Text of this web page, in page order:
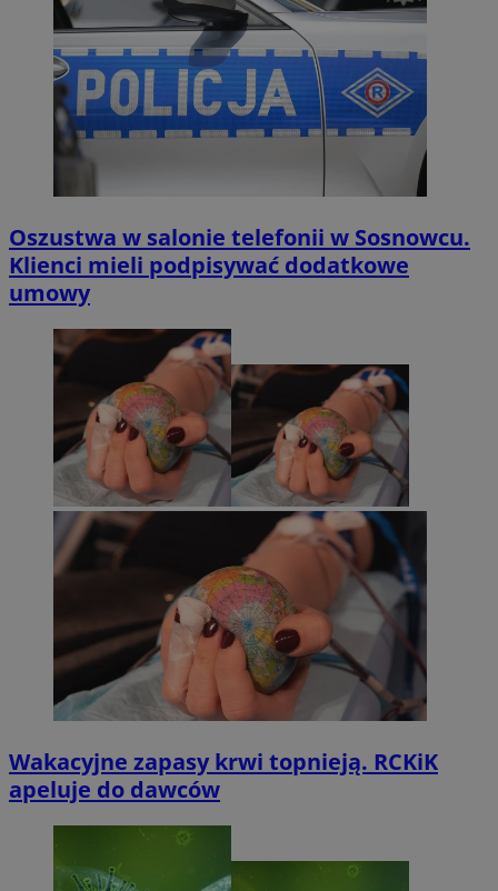
Oszustwa w salonie telefonii w Sosnowcu.
Klienci mieli podpisywać dodatkowe
umowy
Wakacyjne zapasy krwi topnieją. RCKiK
apeluje do dawców